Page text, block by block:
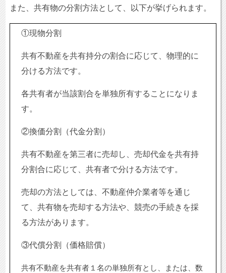
また、共有物の分割方法として、以下が挙げられます。
①現物分割
共有不動産を共有持分の割合に応じて、物理的に
分ける方法です。
各共有者が当該割合を単独所有することになりま
す。
②換価分割（代金分割）
共有不動産を第三者に売却し、売却代金を共有持
分割合に応じて、共有者で分ける方法です。
売却の方法としては、不動産仲介業者等を通じ
て、共有物を売却する方法や、競売の手続きを採
る方法があります。
③代償分割（価格賠償）
共有不動産を共有者１名の単独所有とし、または、数